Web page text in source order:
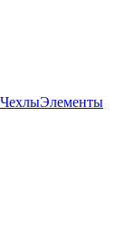
ЧехлыЭлементы